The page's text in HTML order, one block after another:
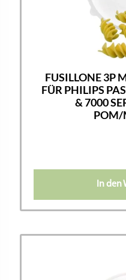
FUSILLONE 3P
FÜR PHILIPS
& 7000
POM/
In den